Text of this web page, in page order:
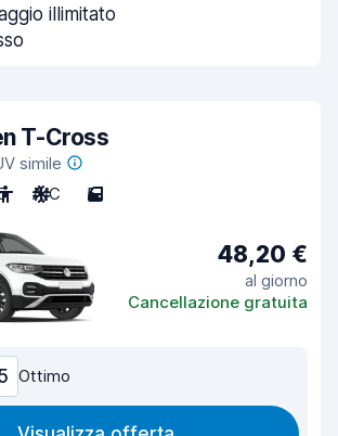
illimitato
T-Cross
simile
A/C 5
48,20 €
al giorno
Cancellazione gratuita
Ottimo